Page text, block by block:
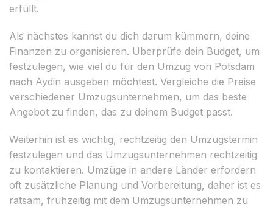
erfüllt.
Als nächstes kannst du dich darum kümmern, deine
Finanzen zu organisieren. Überprüfe dein Budget, um
festzulegen, wie viel du für den Umzug von Potsdam
nach Aydin ausgeben möchtest. Vergleiche die Preise
verschiedener Umzugsunternehmen, um das beste
Angebot zu finden, das zu deinem Budget passt.
Weiterhin ist es wichtig, rechtzeitig den Umzugstermin
festzulegen und das Umzugsunternehmen rechtzeitig
zu kontaktieren. Umzüge in andere Länder erfordern
oft zusätzliche Planung und Vorbereitung, daher ist es
ratsam, frühzeitig mit dem Umzugsunternehmen zu